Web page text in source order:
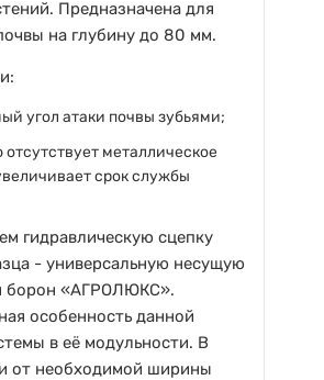
Предназначена для
на глубину до 80 мм.
угол атаки почвы зубьями;
металлическое
срок службы
гидравлическую сцепку
- универсальную несущую
борон «АГРОЛЮКС».
особенность данной
в её модульности. В
от необходимой ширины